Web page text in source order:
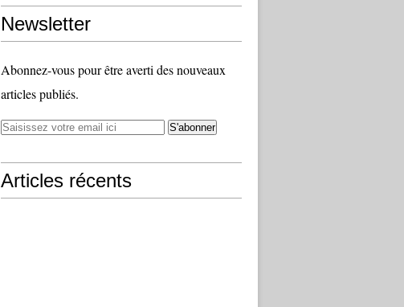
Newsletter
Abonnez-vous pour être averti des nouveaux
articles publiés.
Articles récents